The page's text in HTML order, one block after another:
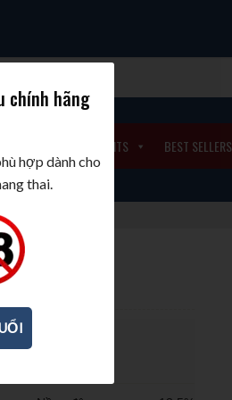
BEST WINES & SPIRITS BEST SELLERS
GSM
chính hãng
hợp dành cho
thai.